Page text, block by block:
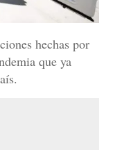
hechas por
que ya